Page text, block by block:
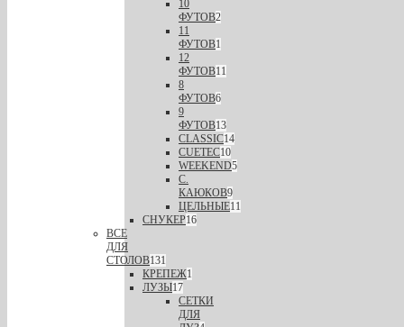
10
ФУТОВ2
11
ФУТОВ1
12
ФУТОВ11
8
ФУТОВ6
9
ФУТОВ13
CLASSIC14
CUETEC10
WEEKEND5
С.
КАЮКОВ9
ЦЕЛЬНЫЕ11
СНУКЕР16
ВСЕ
ДЛЯ
СТОЛОВ131
КРЕПЕЖ1
ЛУЗЫ17
СЕТКИ
ДЛЯ